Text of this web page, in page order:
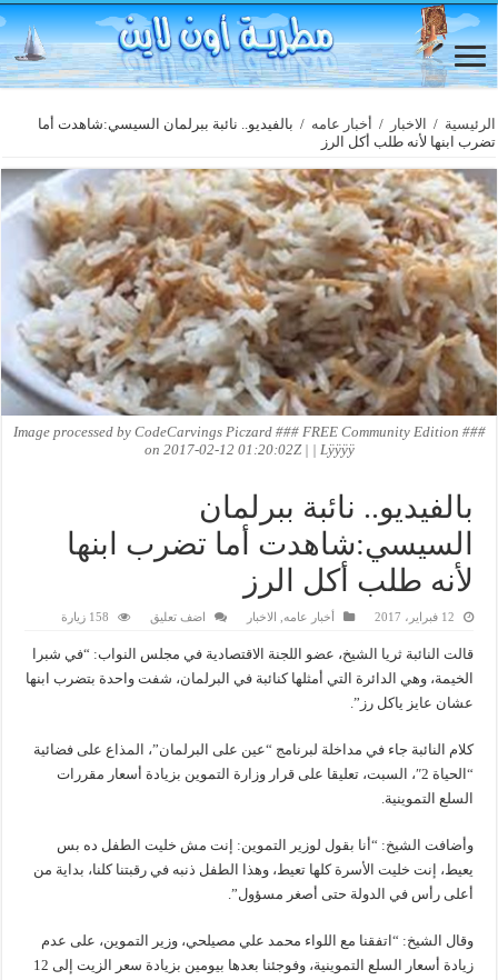
الرئيسية / الاخبار / أخبار عامه / بالفيديو.. نائبة ببرلمان السيسي:شاهدت أما
تضرب ابنها لأنه طلب أكل الرز
Image processed by CodeCarvings Piczard ### FREE Community Edition ###
on 2017-02-12 01:20:02Z | | Lÿÿÿÿ
بالفيديو.. نائبة ببرلمان
السيسي:شاهدت أما تضرب ابنها
لأنه طلب أكل الرز
12 فبراير، 2017 أخبار عامه, الاخبار اضف تعليق 158 زيارة
قالت النائبة ثريا الشيخ، عضو اللجنة الاقتصادية في مجلس النواب: “في شبرا
الخيمة، وهي الدائرة التي أمثلها كنائبة في البرلمان، شفت واحدة بتضرب ابنها
عشان عايز ياكل رز”.
كلام النائبة جاء في مداخلة لبرنامج “عين على البرلمان”، المذاع على فضائية
“الحياة 2″، السبت، تعليقا على قرار وزارة التموين بزيادة أسعار مقررات
السلع التموينية.
وأضافت الشيخ: “أنا بقول لوزير التموين: إنت مش خليت الطفل ده بس
يعيط، إنت خليت الأسرة كلها تعيط، وهذا الطفل ذنبه في رقبتنا كلنا، بداية من
أعلى رأس في الدولة حتى أصغر مسؤول”.
وقال الشيخ: “اتفقنا مع اللواء محمد علي مصيلحي، وزير التموين، على عدم
زيادة أسعار السلع التموينية، وفوجئنا بعدها بيومين بزيادة سعر الزيت إلى 12